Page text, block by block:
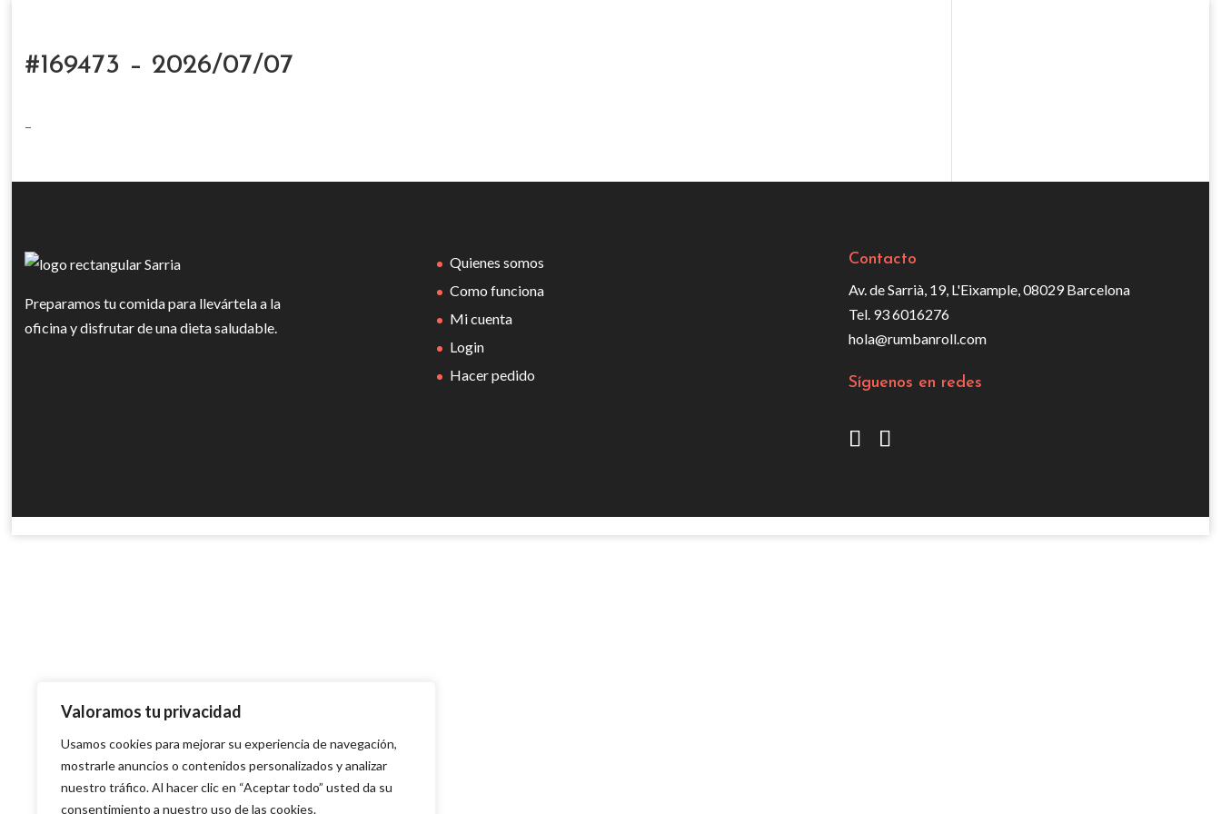
Valoramos tu privacidad
Usamos cookies para mejorar su experiencia de navegación,
mostrarle anuncios o contenidos personalizados y analizar
nuestro tráfico. Al hacer clic en “Aceptar todo” usted da su
consentimiento a nuestro uso de las cookies.
#169473 – 2026/07/07
–
Preparamos tu comida para llevártela a la
oficina y disfrutar de una dieta saludable.
Quienes somos
Como funciona
Mi cuenta
Login
Hacer pedido
Contacto
Av. de Sarrià, 19, L'Eixample, 08029 Barcelona
Tel. 93 6016276
hola@rumbanroll.com
Síguenos en redes